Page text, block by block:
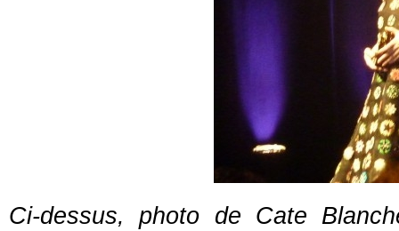
Ci-dessus, photo de Cate